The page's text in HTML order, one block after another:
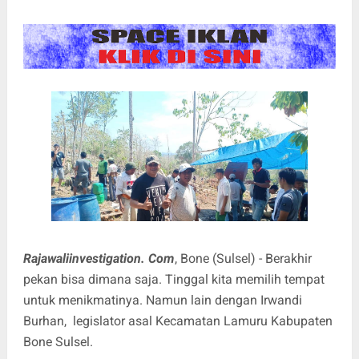
Rajawaliinvestigation. Com, Bone (Sulsel) - Berakhir
pekan bisa dimana saja. Tinggal kita memilih tempat
untuk menikmatinya. Namun lain dengan Irwandi
Burhan, legislator asal Kecamatan Lamuru Kabupaten
Bone Sulsel.